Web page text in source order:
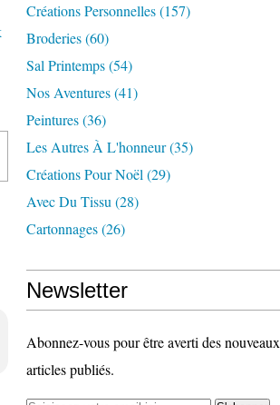
Créations Personnelles(157)
Broderies(60)
Sal Printemps(54)
Nos Aventures(41)
Peintures(36)
Les Autres À L'honneur(35)
Créations Pour Noël (29)
Avec Du Tissu (28)
Cartonnages(26)
Newsletter
Abonnez-vous pour être averti des nouveaux
articles publiés.